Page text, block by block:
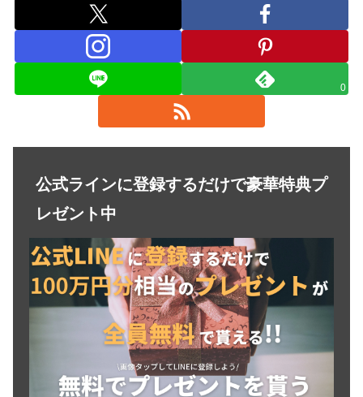
0
公式ラインに登録するだけで豪華特典プ
レゼント中